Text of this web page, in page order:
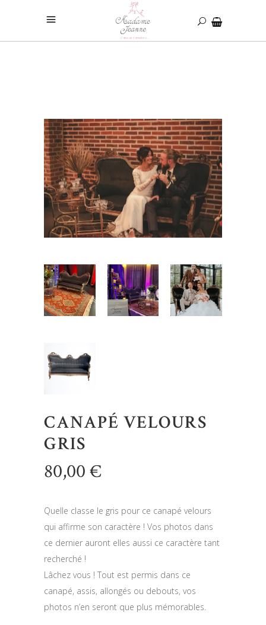
CANAPÉ VELOURS
GRIS
80,00€
Quelle classe le gris pour ce canapé velours
qui affirme son caractère ! Vos photos dans
ce dernier auront elles aussi ce caractère tant
recherché !
Lâchez vous ! Tout est permis dans ce
canapé, assis, allongés ou debouts, vos
photos n’en seront que plus mémorables.